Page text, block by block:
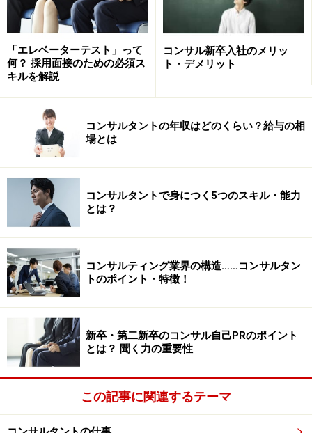
「エレベーターテスト」って
何？ 採用面接のための必須ス
キルを解説
コンサル新卒入社のメリッ
ト・デメリット
コンサルタントの年収はどのくらい？給与の相
場とは
コンサルタントで身につく5つのスキル・能力
とは？
コンサルティング業界の構造……コンサルタン
トのポイント・特徴！
新卒・第二新卒のコンサル自己PRのポイント
とは？ 聞く力の重要性
この記事に関連するテーマ